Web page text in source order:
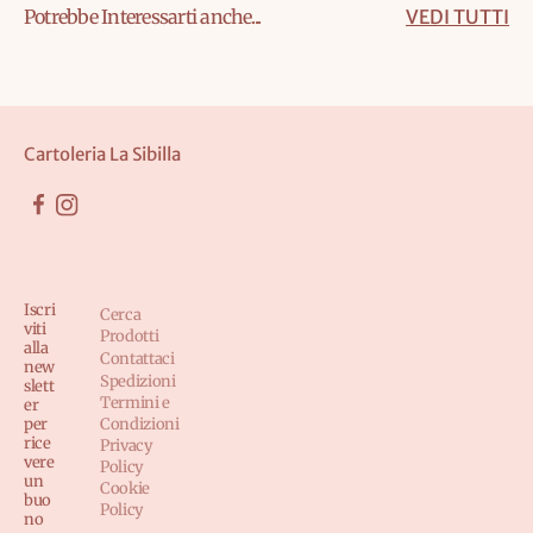
Potrebbe Interessarti anche... VEDI TUTTI
Cartoleria La Sibilla
Iscri
viti
alla
new
slett
er
per
rice
vere
un
buo
no
Cerca
Prodotti
Contattaci
Spedizioni
Termini e
Condizioni
Privacy
Policy
Cookie
Policy